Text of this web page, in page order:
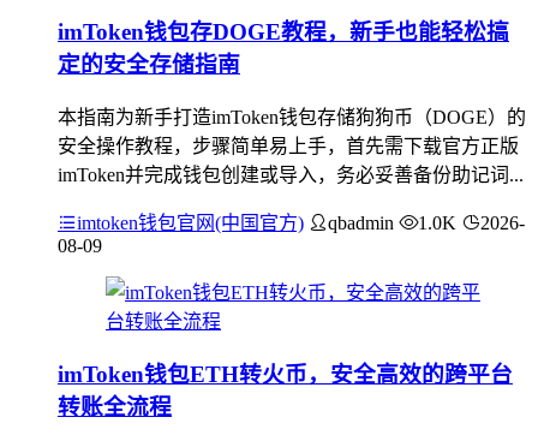
imToken钱包存DOGE教程，新手也能轻松搞
定的安全存储指南
本指南为新手打造imToken钱包存储狗狗币（DOGE）的
安全操作教程，步骤简单易上手，首先需下载官方正版
imToken并完成钱包创建或导入，务必妥善备份助记词...
imtoken钱包官网(中国官方) qbadmin 1.0K
2026-
08-09
imToken钱包ETH转火币，安全高效的跨平台
转账全流程